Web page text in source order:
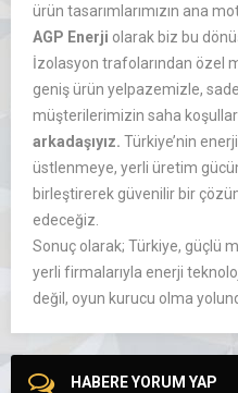
ürün tasarımlarımızın ana
AGP Enerji olarak biz bu
İzolasyon trafolarından özel
geniş ürün yelpazemizle,
müşterilerimizin saha
arkadaşıyız. Türkiye’nin
üstlenmeye, yerli üretim
birleştirerek güvenilir bir
edeceğiz.
Sonuç olarak; Türkiye, güçlü
yerli firmalarıyla enerji
değil, oyun kurucu olma
HABERE YORUM YAP